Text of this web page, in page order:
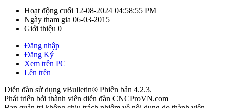
Hoạt động cuối 12-08-2024 04:58:55 PM
Ngày tham gia 06-03-2015
Giới thiệu 0
Đăng nhập
Đăng Ký
Xem trên PC
Lên trên
Diễn đàn sử dụng vBulletin® Phiên bản 4.2.3.
Phát triển bởi thành viên diễn đàn CNCProVN.com